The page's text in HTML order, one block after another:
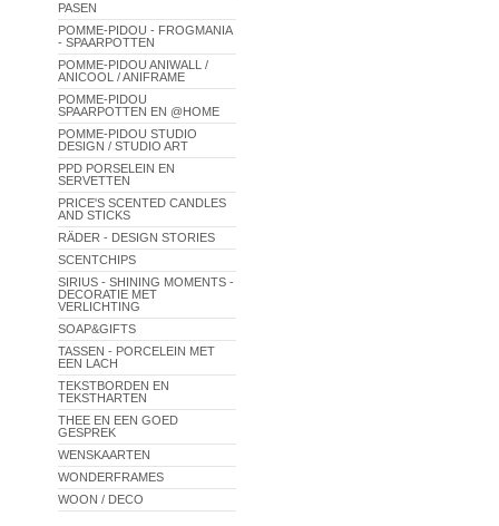
PASEN
POMME-PIDOU - FROGMANIA
- SPAARPOTTEN
POMME-PIDOU ANIWALL /
ANICOOL / ANIFRAME
POMME-PIDOU
SPAARPOTTEN EN @HOME
POMME-PIDOU STUDIO
DESIGN / STUDIO ART
PPD PORSELEIN EN
SERVETTEN
PRICE'S SCENTED CANDLES
AND STICKS
RÄDER - DESIGN STORIES
SCENTCHIPS
SIRIUS - SHINING MOMENTS -
DECORATIE MET
VERLICHTING
SOAP&GIFTS
TASSEN - PORCELEIN MET
EEN LACH
TEKSTBORDEN EN
TEKSTHARTEN
THEE EN EEN GOED
GESPREK
WENSKAARTEN
WONDERFRAMES
WOON / DECO